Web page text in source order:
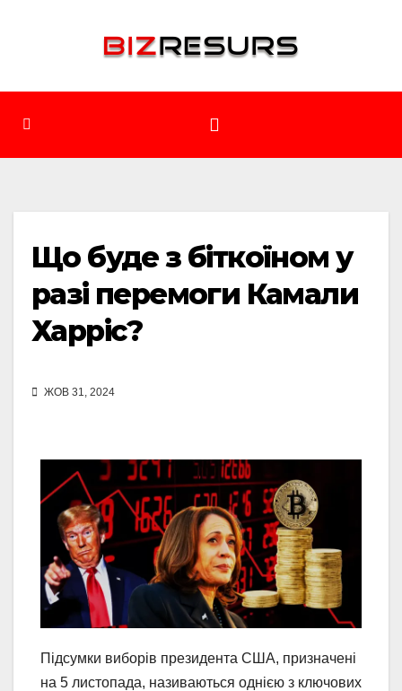
Що буде з біткоїном у
разі перемоги Камали
Харріс?
ЖОВ 31, 2024
Підсумки виборів президента США, призначені
на 5 листопада, називаються однією з ключових